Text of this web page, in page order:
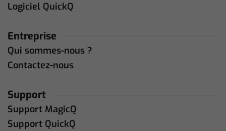
Logiciel QuickQ
Entreprise
Qui sommes-nous ?
Contactez-nous
Support
Support MagicQ
Support QuickQ